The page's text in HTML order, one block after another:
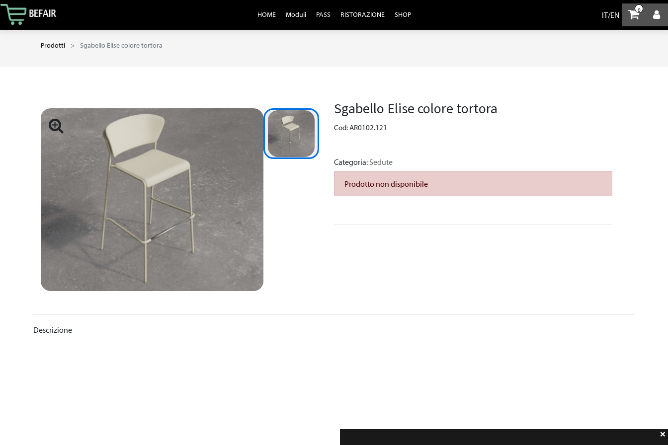
HOME Moduli PASS RISTORAZIONE SHOP
0
IT/EN
Prodotti Sgabello Elise colore tortora
Sgabello Elise colore tortora
Cod: AR0102.121
Categoria: Sedute
Prodotto non disponibile
Descrizione